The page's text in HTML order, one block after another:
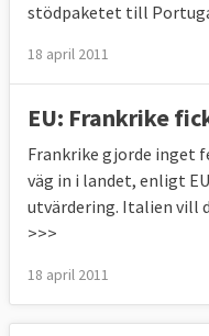
stödpaketet till
18 april 2011
EU: Frankrike
Frankrike gjorde inget
väg in i landet, enligt
utvärdering. Italien vill
>>>
18 april 2011